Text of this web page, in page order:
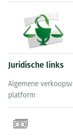
Juridische links
Algemene
platform